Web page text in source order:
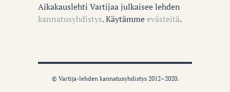
Aikakauslehti Vartijaa julkaisee lehden
kannatusyhdistys. Käytämmeevästeitä.
© Vartija-lehden kannatusyhdistys 2012–2020.